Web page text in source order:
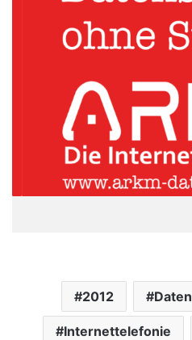
2012 Daten
Internettelefonie